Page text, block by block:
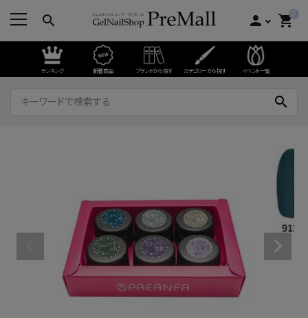
search person 0
shopping_cart
ランキング 新着商品 ブランドから探す カテゴリーから探す イベント一覧
search